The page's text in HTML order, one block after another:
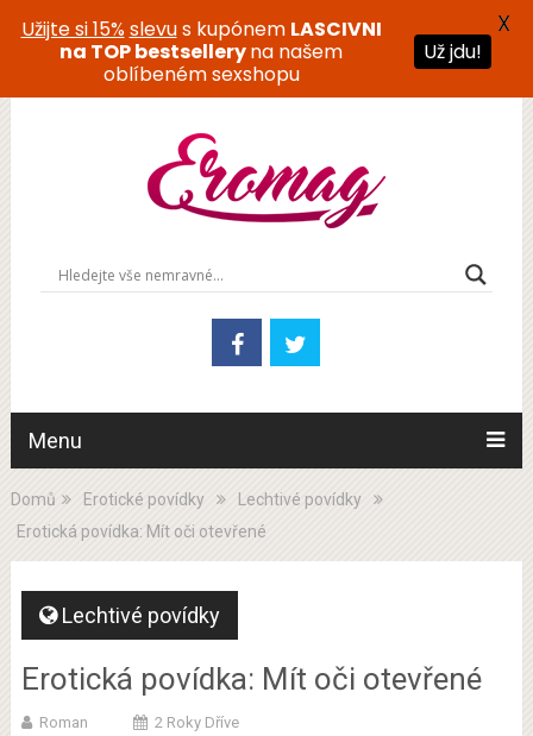
Menu
Domů Erotické povídky
Lechtivé povídky
Erotická povídka: Mít oči otevřené
Lechtivé povídky
Erotická povídka: Mít oči otevřené
Roman 2 Roky Dříve
Užijte si 15%slevus kupónem LASCIVNI
na TOP bestselleryna našem
oblíbeném sexshopu
Už jdu!
X